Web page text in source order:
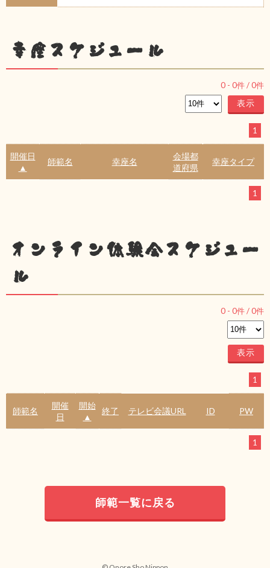
幸座スケジュール
0 - 0件 /0件
1
開催日
▲
師範名 幸座名
会場都
道府県
幸座タイプ
1
オンライン体験会スケジュー
ル
0 - 0件 /0件
1
師範名
開催
日
開始
▲
終了 テレビ会議URL ID PW
1
師範一覧に戻る